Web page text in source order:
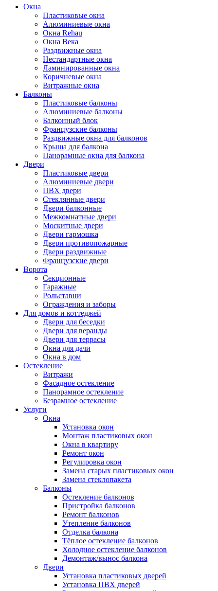
Окна
Пластиковые окна
Алюминиевые окна
Окна Rehau
Окна Века
Раздвижные окна
Нестандартные окна
Ламинированные окна
Коричневые окна
Витражные окна
Балконы
Пластиковые балконы
Алюминиевые балконы
Балконный блок
Французские балконы
Раздвижные окна для балконов
Крыша для балкона
Панорамные окна для балкона
Двери
Пластиковые двери
Алюминиевые двери
ПВХ двери
Стеклянные двери
Двери балконные
Межкомнатные двери
Москитные двери
Двери гармошка
Двери противопожарные
Двери раздвижные
Французские двери
Ворота
Секционные
Гаражные
Рольставни
Ограждения и заборы
Для домов и коттеджей
Двери для беседки
Двери для веранды
Двери для террасы
Окна для дачи
Окна в дом
Остекление
Витражи
Фасадное остекление
Панорамное остекление
Безрамное остекление
Услуги
Окна
Установка окон
Монтаж пластиковых окон
Окна в квартиру
Ремонт окон
Регулировка окон
Замена старых пластиковых окон
Замена стеклопакета
Балконы
Остекление балконов
Пристройка балконов
Ремонт балконов
Утепление балконов
Отделка балкона
Тёплое остекление балконов
Холодное остекление балконов
Демонтаж/вынос балкона
Двери
Установка пластиковых дверей
Установка ПВХ дверей